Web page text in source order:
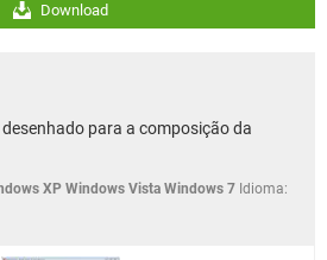
Download
para a composição da
XP Windows Vista Windows 7 Idioma: